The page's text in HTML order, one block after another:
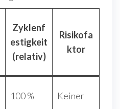
Zyklenf
estigkeit
(relativ)
Risikofa
ktor
100 % Keiner